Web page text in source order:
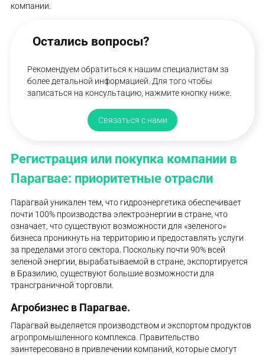
компании.
Остались вопросы?
Рекомендуем обратиться к нашим специалистам за
более детальной информацией. Для того чтобы
записаться на консультацию, нажмите кнопку ниже.
Связаться с нами
Регистрация или покупка компании в
Парагвае: приоритетные отрасли
Парагвай уникален тем, что гидроэнергетика обеспечивает
почти 100% производства электроэнергии в стране, что
означает, что существуют возможности для «зеленого»
бизнеса проникнуть на территорию и предоставлять услуги
за пределами этого сектора. Поскольку почти 90% всей
зеленой энергии, вырабатываемой в стране, экспортируется
в Бразилию, существуют большие возможности для
трансграничной торговли.
Агробизнес в Парагвае.
Парагвай выделяется производством и экспортом продуктов
агропромышленного комплекса. Правительство
заинтересовано в привлечении компаний, которые смогут